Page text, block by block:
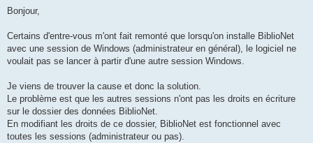
s
g
Bonjour,
Certains d'entre-vous m'ont fait remonté que lorsqu'on installe BiblioNet
avec une session de Windows (administrateur en général), le logiciel ne
voulait pas se lancer à partir d'une autre session Windows.
Je viens de trouver la cause et donc la solution.
Le problème est que les autres sessions n'ont pas les droits en écriture
sur le dossier des données BiblioNet.
En modifiant les droits de ce dossier, BiblioNet est fonctionnel avec
toutes les sessions (administrateur ou pas).